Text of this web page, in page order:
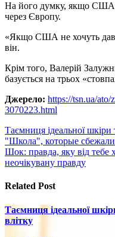
На його думку, якщо США
через Європу.
«Якщо США не хочуть
він.
Крім того, Валерій
базується на трьох
Джерело: https://tsn.ua/
3070223.html
Навигация
по
записям
Таємниця ідеальної
"Школа", которые
Шок: правда, яку від тебе
неочікувану правду
Related Post
Таємниця ідеальної
влітку